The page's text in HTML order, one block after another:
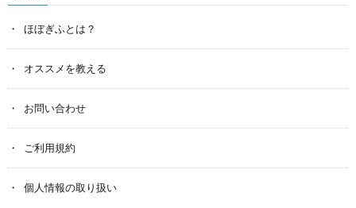
ほぼぎふとは？
オススメを教える
お問い合わせ
ご利用規約
個人情報の取り扱い